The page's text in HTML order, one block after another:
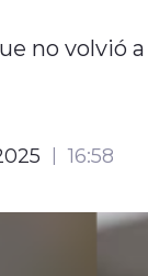
no volvió
16:58